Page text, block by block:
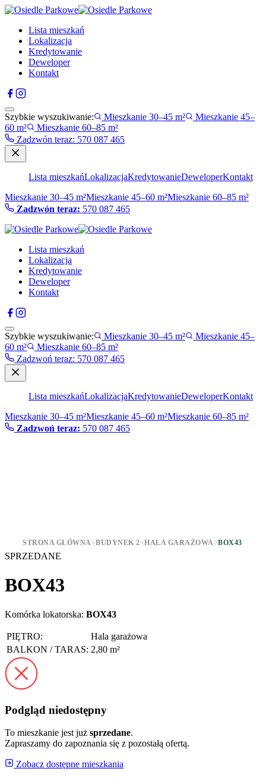
Lista mieszkań
Lokalizacja
Kredytowanie
Deweloper
Kontakt
Szybkie wyszukiwanie: Mieszkanie 30–45 m²
Mieszkanie 45–
60 m²
Mieszkanie 60–85 m²
Zadzwón teraz: 570 087 465
Lista mieszkańLokalizacjaKredytowanieDeweloperKontakt
Mieszkanie 30–45 m²Mieszkanie 45–60 m²Mieszkanie 60–85 m²
Zadzwón teraz: 570 087 465
Lista mieszkań
Lokalizacja
Kredytowanie
Deweloper
Kontakt
Szybkie wyszukiwanie: Mieszkanie 30–45 m²
Mieszkanie 45–
60 m²
Mieszkanie 60–85 m²
Zadzwoń teraz: 570 087 465
Lista mieszkańLokalizacjaKredytowanieDeweloperKontakt
Mieszkanie 30–45 m²Mieszkanie 45–60 m²Mieszkanie 60–85 m²
Zadzwoń teraz: 570 087 465
STRONA GŁÓWNA>BUDYNEK 2>HALA GARAŻOWA>BOX43
SPRZEDANE
BOX43
Komórka lokatorska: BOX43
PIĘTRO:
Hala garażowa
BALKON / TARAS: 2,80 m²
Podgląd niedostępny
To mieszkanie jest już sprzedane.
Zapraszamy do zapoznania się z pozostałą ofertą.
Zobacz dostępne mieszkania